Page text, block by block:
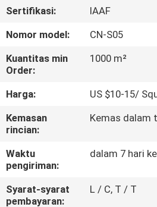
PABRIK
KONTROL
KUALITAS
HUBUNGI
KAMI
PERMINTAAN
PENAWARAN
Sertifikasi:
IAAF
Nomor model:
CN-S05
Kuantitas min
Order:
1000 m²
Harga:
US $10-15/
Kemasan
rincian:
Kemas dalam
Waktu
pengiriman:
dalam 7 hari
Syarat-syarat
pembayaran:
L / C, T / T